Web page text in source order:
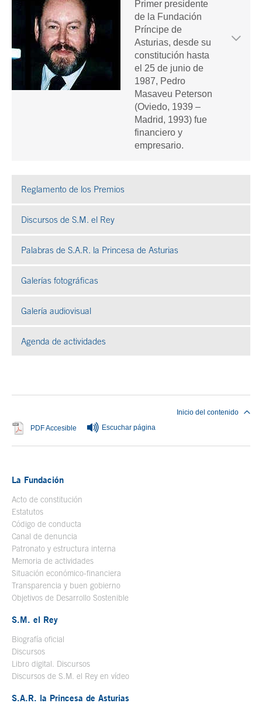
Primer presidente
de la Fundación
Príncipe de
Asturias, desde su
constitución hasta
el 25 de junio de
1987, Pedro
Masaveu Peterson
(Oviedo, 1939 –
Madrid, 1993) fue
financiero y
empresario.
Reglamento de los Premios
Discursos de S.M. el Rey
Palabras de S.A.R. la Princesa de Asturias
Galerías fotográficas
Galería audiovisual
Agenda de actividades
PDF Accesible Se abre en ventana nueva
Escuchar página
Inicio del contenido
La Fundación
Acto de constitución
Estatutos
Código de conducta
Canal de denuncia
Patronato y estructura interna
Memoria de actividades
Situación económico-financiera
Transparencia y buen gobierno
Objetivos de Desarrollo Sostenible
S.M. el Rey
Biografía oficial
Discursos
Libro digital. Discursos
Discursos de S.M. el Rey en vídeo
S.A.R. la Princesa de Asturias